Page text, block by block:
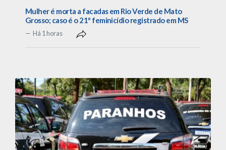
Mulher é morta a facadas em Rio Verde de Mato
Grosso; caso é o 21º feminicídio registrado em MS
Há 1 horas